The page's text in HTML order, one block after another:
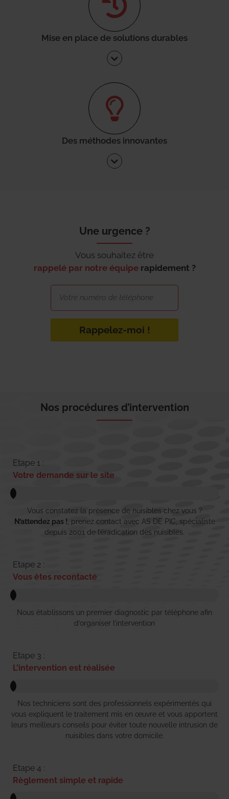
Mise en place de solutions durables
Des méthodes innovantes
Une urgence ?
Vous souhaitez être
rappelé par notre équipe rapidement ?
Rappelez-moi !
Nos procédures d’intervention
Etape 1 :
Votre demande sur le site
Vous constatez la présence de nuisibles chez vous ?
N’attendez pas ! , prenez contact avec AS DE PIC, spécialiste
depuis 2001 de l’éradication des nuisibles.
Etape 2 :
Vous êtes recontacté
Nous établissons un premier diagnostic par téléphone afin
d’organiser l’intervention
Etape 3 :
L'intervention est réalisée
Nos techniciens sont des professionnels expérimentés qui
vous expliquent le traitement mis en œuvre et vous apportent
leurs meilleurs conseils pour éviter toute nouvelle intrusion de
nuisibles dans votre domicile.
Etape 4 :
Règlement simple et rapide